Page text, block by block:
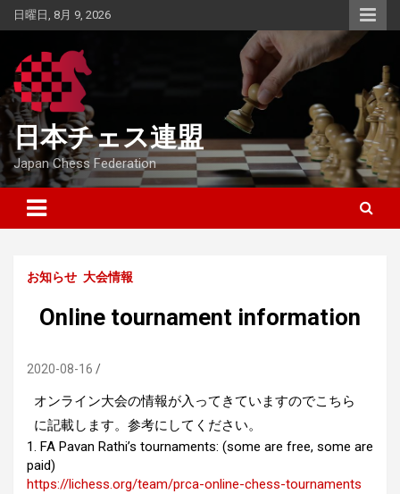
Skip
to
日曜日, 8月 9, 2026
日本チェス連盟
Japan Chess Federation
お知らせ 大会情報
Online tournament information
2020-08-16
オンライン大会の情報が入ってきていますのでこちら
に記載します。参考にしてください。
1. FA Pavan Rathi’s tournaments: (some are free, some are
paid)
https://lichess.org/team/prca-online-chess-tournaments